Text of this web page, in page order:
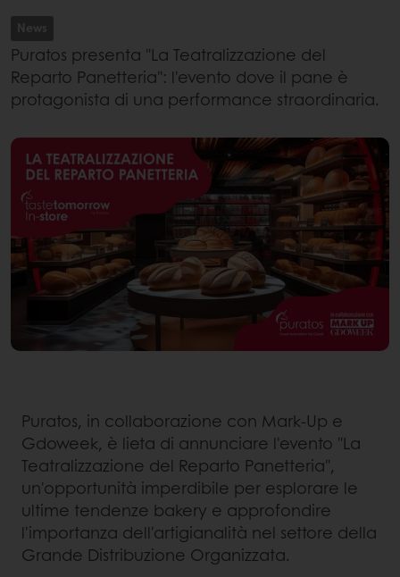
News
Puratos presenta "La Teatralizzazione del
Reparto Panetteria": l'evento dove il pane è
protagonista di una performance straordinaria.
Puratos, in collaborazione con Mark-Up e
Gdoweek, è lieta di annunciare l'evento "La
Teatralizzazione del Reparto Panetteria",
un'opportunità imperdibile per esplorare le
ultime tendenze bakery e approfondire
l'importanza dell'artigianalità nel settore della
Grande Distribuzione Organizzata.